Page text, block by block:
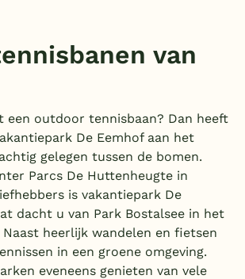
van
een outdoor tennisbaan? Dan heeft
De Eemhof aan het
gelegen tussen de bomen.
Parcs De Huttenheugte in
is vakantiepark De
dacht u van Park Bostalsee in het
heerlijk wandelen en fietsen
in een groene omgeving.
eveneens genieten van vele